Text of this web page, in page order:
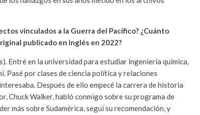
vinculados a la Guerra del Pacífico? ¿Cuánto
publicado en inglés en 2022?
Entré en la universidad para estudiar ingeniería química,
Pasé por clases de ciencia política y relaciones
Después de ello empecé la carrera de historia
Chuck Walker, habló conmigo sobre su programa de
más sobre Sudamérica, seguí su recomendación, y